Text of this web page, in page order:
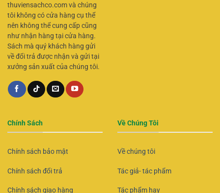
thuviensachco.com và chúng
tôi không có cửa hàng cụ thể
nên không thể cung cấp cũng
như nhận hàng tại cửa hàng.
Sách mà quý khách hàng gửi
về đổi trả được nhận và gửi tại
xưởng sản xuất của chúng tôi.
Chính Sách
Chính sách bảo mật
Chính sách đổi trả
Chính sách giao hàng
Về Chúng Tôi
Về chúng tôi
Tác giả- tác phẩm
Tác phẩm hay